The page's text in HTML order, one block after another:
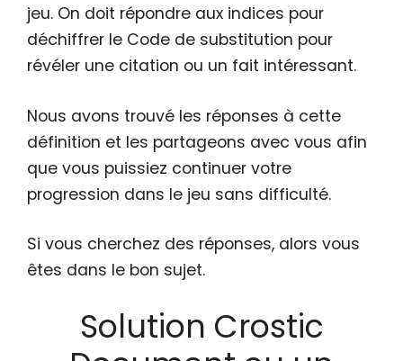
jeu. On doit répondre aux indices pour
déchiffrer le Code de substitution pour
révéler une citation ou un fait intéressant.
Nous avons trouvé les réponses à cette
définition et les partageons avec vous afin
que vous puissiez continuer votre
progression dans le jeu sans difficulté.
Si vous cherchez des réponses, alors vous
êtes dans le bon sujet.
Solution Crostic